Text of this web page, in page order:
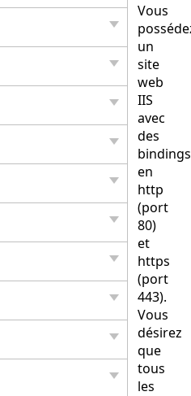
Vous
un
site
web
IIS
avec
des
bindings
en
http
(port
80)
et
https
(port
443).
Vous
désirez
que
tous
les